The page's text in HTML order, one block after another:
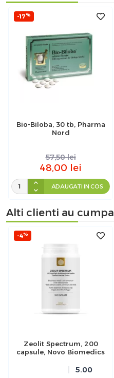
-17%
Bio-Biloba, 30 tb, Pharma
Nord
57,50 lei
48,00 lei
ADAUGATI IN COS
Alti clienti au
-4%
Zeolit Spectrum, 200
capsule, Novo Biomedics
5.00